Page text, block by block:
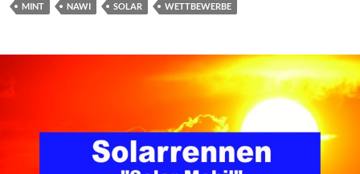
MINT NAWI SOLAR WETTBEWERBE